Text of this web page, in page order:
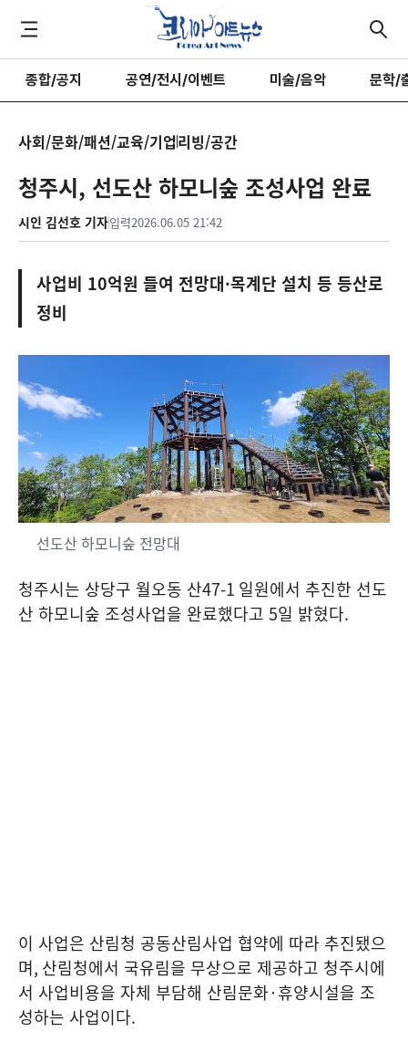
종합/공지 공연/전시/이벤트 미술/음악 문학/
사회/문화/패션/교육/기업리빙/공간
청주시, 선도산 하모니숲 조성사업 완료
시인 김선호 기자입력2026.06.05 21:42
사업비 10억원 들여 전망대·목계단 설치 등 등산로
정비
선도산 하모니숲 전망대
청주시는 상당구 월오동 산47-1 일원에서 추진한 선도
산 하모니숲 조성사업을 완료했다고 5일 밝혔다.
이 사업은 산림청 공동산림사업 협약에 따라 추진됐으
며, 산림청에서 국유림을 무상으로 제공하고 청주시에
서 사업비용을 자체 부담해 산림문화·휴양시설을 조
성하는 사업이다.